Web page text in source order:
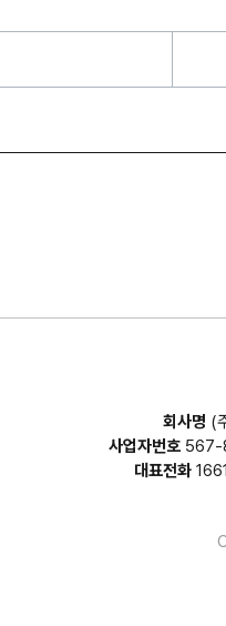
회사명 (
사업자번호567-
대표전화